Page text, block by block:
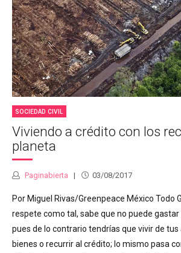
SOCIEDAD CIVIL
Viviendo a crédito con los
planeta
Paginabierta 03/08/2017
Por Miguel Rivas/Greenpeace México Todo
respete como tal, sabe que no puede gastar
pues de lo contrario tendrías que vivir de
bienes o recurrir al crédito; lo mismo pasa